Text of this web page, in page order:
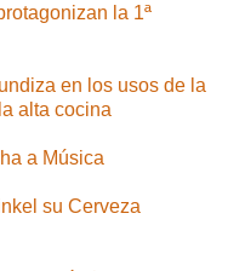
la 1ª
en los usos de la
alta cocina
a Música
su Cerveza